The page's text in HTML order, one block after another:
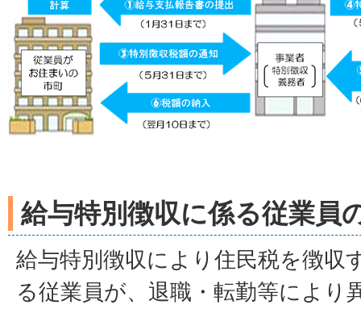
給与特別徴収に係る従業員
給与特別徴収により住民税を徴収
る従業員が、退職・転勤等により